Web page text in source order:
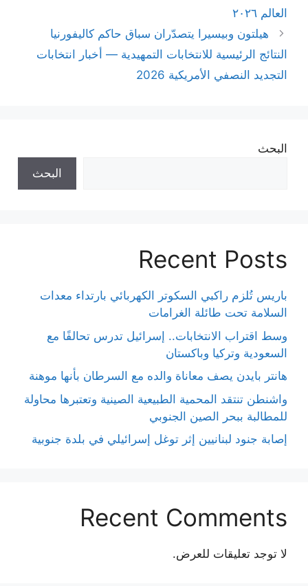
العالم ٢٠٢٦
هيلتون وبيسيرا يتصدّران سباق حاكم كاليفورنيا
النتائج الرئيسية للانتخابات التمهيدية — أخبار انتخابات
التجديد النصفي الأمريكية 2026
البحث
البحث
Recent Posts
باريس تُلزم راكبي السكوتر الكهربائي بارتداء معدات
السلامة تحت طائلة الغرامات
وسط اقتراب الانتخابات.. إسرائيل تدرس تحالفًا مع
السعودية وتركيا وباكستان
هانتر بايدن يصف معاناة والده مع السرطان بأنها موهنة
واشنطن تنتقد المحمية الطبيعية الصينية وتعتبرها محاولة
للمطالبة ببحر الصين الجنوبي
إصابة جنود لبنانيين إثر توغل إسرائيلي في بلدة جنوبية
Recent Comments
لا توجد تعليقات للعرض.